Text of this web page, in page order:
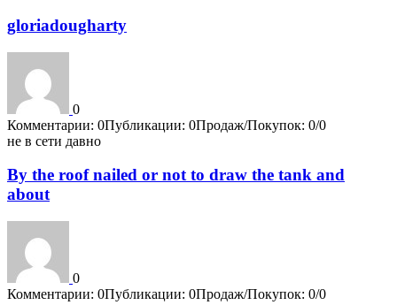
gloriadougharty
0
Комментарии: 0Публикации: 0Продаж/Покупок: 0/0
не в сети давно
By the roof nailed or not to draw the tank and
about
0
Комментарии: 0Публикации: 0Продаж/Покупок: 0/0